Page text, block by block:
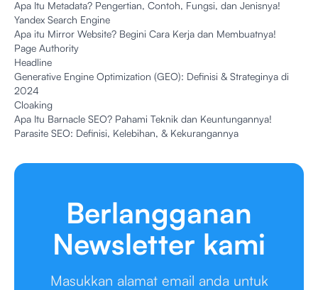
Apa Itu Metadata? Pengertian, Contoh, Fungsi, dan Jenisnya!
Yandex Search Engine
Apa itu Mirror Website? Begini Cara Kerja dan Membuatnya!
Page Authority
Headline
Generative Engine Optimization (GEO): Definisi & Strateginya di
2024
Cloaking
Apa Itu Barnacle SEO? Pahami Teknik dan Keuntungannya!
Parasite SEO: Definisi, Kelebihan, & Kekurangannya
Berlangganan
Newsletter kami
Masukkan alamat email anda untuk